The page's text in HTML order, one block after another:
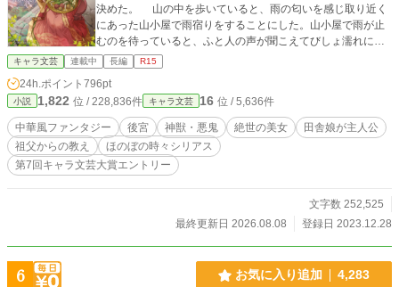
決めた。 山の中を歩いていると、雨の匂いを感じ取り近く
にあった山小屋で雨宿りをすることにした。山小屋で雨が止
むのを待っていると、ふと人の声が聞こえてびしょ濡れにな
ってしまった女性を招き入れる。 女性の名は桜綾（ヨウリ
ン）。彼女こそが、皇帝陛下が自ら迎えに行った絶世の美女
であった。 しかし、彼女は後宮に行きたくない様子。 と
ころが皇帝陛下が山小屋で彼女を見つけてしまい、一緒にい
た朱亞まで巻き込まれる形で後宮に向かうことになった。
後宮で知っている人がいないから、朱亞を侍女にしたいとい
う願いを皇帝陛下は承諾してしまい、朱亞も桜綾の侍女とし
て後宮で暮らすことになってしまった。 祖父からの教えを
後宮でいろいろなことを解決したりする物語。
キャラ文芸 連載中 長編 R15
24h.ポイント 796pt
小説 1,822 位 / 228,836件 キャラ文芸 16 位 / 5,636件
中華風ファンタジー 後宮 神獣・悪鬼 絶世の美女
田舎娘が主人公
祖父からの教え
ほのぼの時々シリアス
第7回キャラ文芸大賞エントリー
文字数 252,525
最終更新日 2026.08.08
登録日 2023.12.28
6 お気に入り追加 4,283